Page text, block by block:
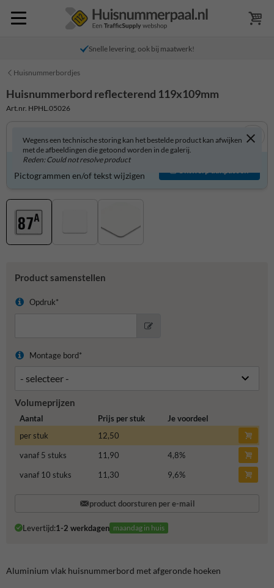
Snelle levering, ook bij maatwerk!
Huisnummerbordjes
Huisnummerbord reflecterend 119x109mm
Art.nr. HPHL.05026
Wegens een technische storing kan het bestelde product kan afwijken
met de afbeeldingen die getoond worden in de galerij.
Reden: Could not resolve product
Huisnummerbord zelf aanpassen?
Pictogrammen en/of tekst wijzigen
Ontwerp aanpassen
Product samenstellen
Opdruk*
Montage bord*
Volumeprijzen
Aantal Prijs per stuk
Je voordeel
per stuk
12,50
vanaf 5 stuks
11,90 4,8%
vanaf 10 stuks
11,30 9,6%
product doorsturen per e-mail
Levertijd:1-2 werkdagen maandag in huis
Aluminium vlak huisnummerbord met afgeronde hoeken